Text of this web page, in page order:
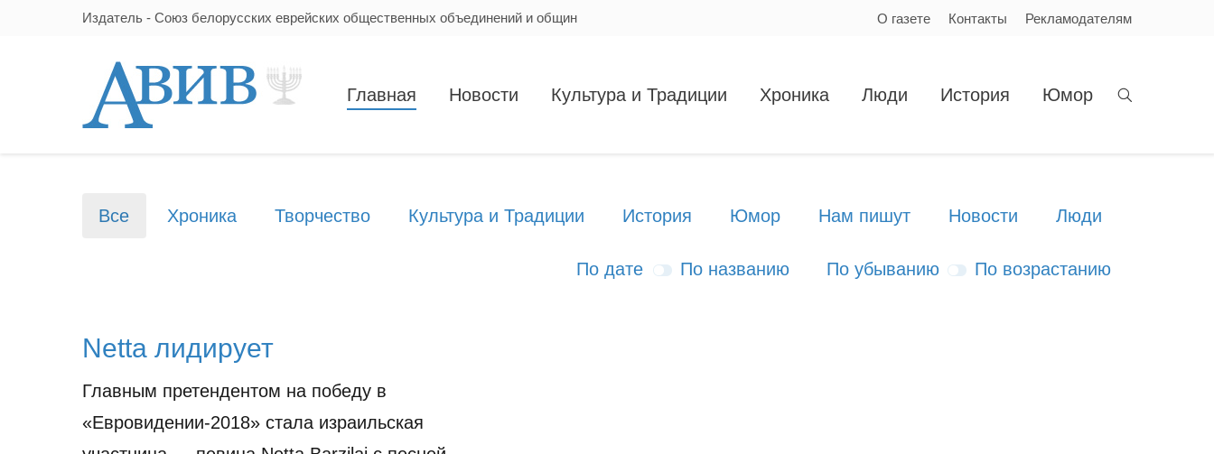
Издатель - Союз белорусских еврейских общественных объединений и общин О газете Контакты Рекламодателям
Главная Новости Культура и Традиции Хроника Люди История Юмор
Все Хроника Творчество Культура и Традиции История Юмор Нам пишут Новости Люди
По дате По названию По убыванию По возрастанию
Netta лидирует
Главным претендентом на победу в
«Евровидении-2018» стала израильская